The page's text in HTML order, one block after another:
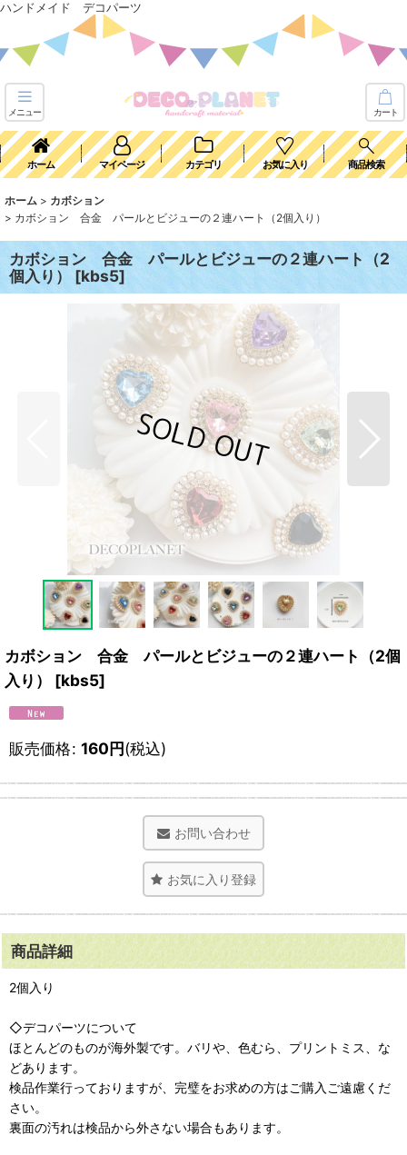
ハンドメイド デコパーツ
メニュー カート
ホーム マイページ カテゴリ お気に入り 商品検索
ホーム > カボション
> カボション 合金 パールとビジューの２連ハート（2個入り）
カボション 合金 パールとビジューの２連ハート（2
個入り）
[kbs5]
カボション 合金 パールとビジューの２連ハート（2個
入り）
[kbs5]
販売価格: 160円(税込)
お問い合わせ
お気に入り登録
商品詳細
2個入り
◇デコパーツについて
ほとんどのものが海外製です。バリや、色むら、プリントミス、な
どあります。
検品作業行っておりますが、完璧をお求めの方はご購入ご遠慮くだ
さい。
裏面の汚れは検品から外さない場合もあります。